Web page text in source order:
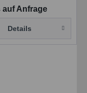
auf Anfrage
Details